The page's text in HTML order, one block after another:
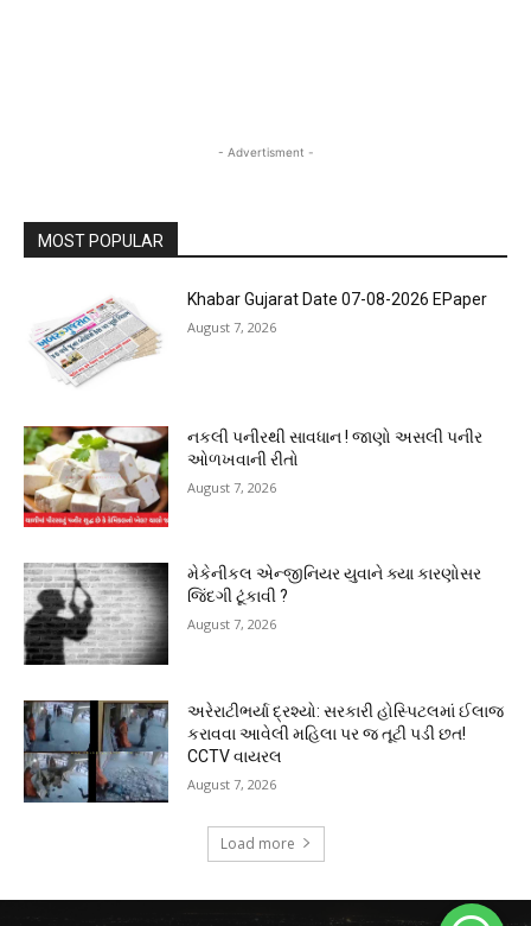
- Advertisment -
MOST POPULAR
Khabar Gujarat Date 07-08-2026 EPaper
August 7, 2026
નકલી પનીરથી સાવધાન ! જાણો અસલી પનીર
ઓળખવાની રીતો
August 7, 2026
મેકેનીકલ એન્જીનિયર યુવાને ક્યા કારણોસર
જિંદગી ટૂંકાવી ?
August 7, 2026
અરેરાટીભર્યા દ્રશ્યો: સરકારી હોસ્પિટલમાં ઈલાજ
કરાવવા આવેલી મહિલા પર જ તૂટી પડી છત!
CCTV વાયરલ
August 7, 2026
Load more